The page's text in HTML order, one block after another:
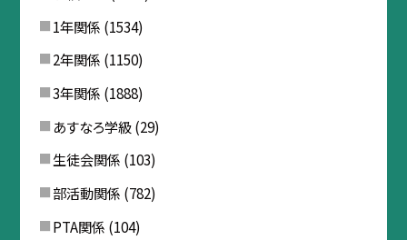
1年関係 (1534)
2年関係 (1150)
3年関係 (1888)
あすなろ学級(29)
生徒会関係 (103)
部活動関係 (782)
PTA関係 (104)